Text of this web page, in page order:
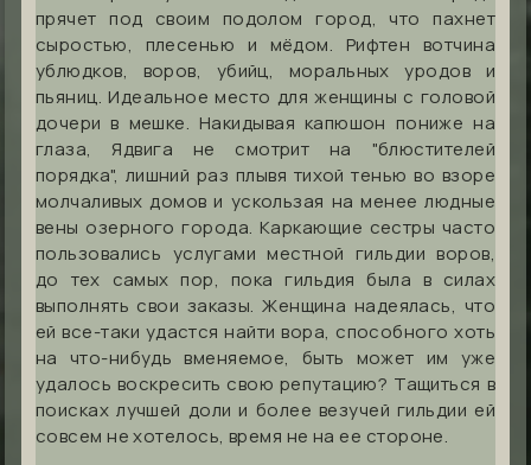
прячет под своим подолом город, что пахнет
сыростью, плесенью и мёдом. Рифтен вотчина
ублюдков, воров, убийц, моральных уродов и
пьяниц. Идеальное место для женщины с головой
дочери в мешке. Накидывая капюшон пониже на
глаза, Ядвига не смотрит на "блюстителей
порядка", лишний раз плывя тихой тенью во взоре
молчаливых домов и ускользая на менее людные
вены озерного города. Каркающие сестры часто
пользовались услугами местной гильдии воров,
до тех самых пор, пока гильдия была в силах
выполнять свои заказы. Женщина надеялась, что
ей все-таки удастся найти вора, способного хоть
на что-нибудь вменяемое, быть может им уже
удалось воскресить свою репутацию? Тащиться в
поисках лучшей доли и более везучей гильдии ей
совсем не хотелось, время не на ее стороне.